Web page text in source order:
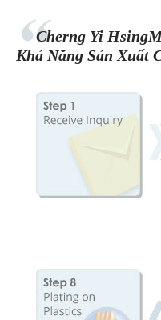
Cherng Yi
Khả Năng Sản Xuất